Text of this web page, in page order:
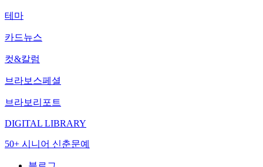
테마
카드뉴스
컷&칼럼
브라보스페셜
브라보리포트
DIGITAL LIBRARY
50+ 시니어 신춘문예